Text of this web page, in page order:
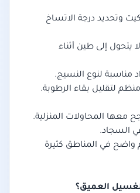
وتحديد درجة الاتساخ
يتحول إلى طين أثناء
مناسبة لنوع النسيج.
لتقليل بقاء الرطوبة.
معها المحاولات المنزلية.
السجاد.
واضح في المناطق كثيرة
العميق؟